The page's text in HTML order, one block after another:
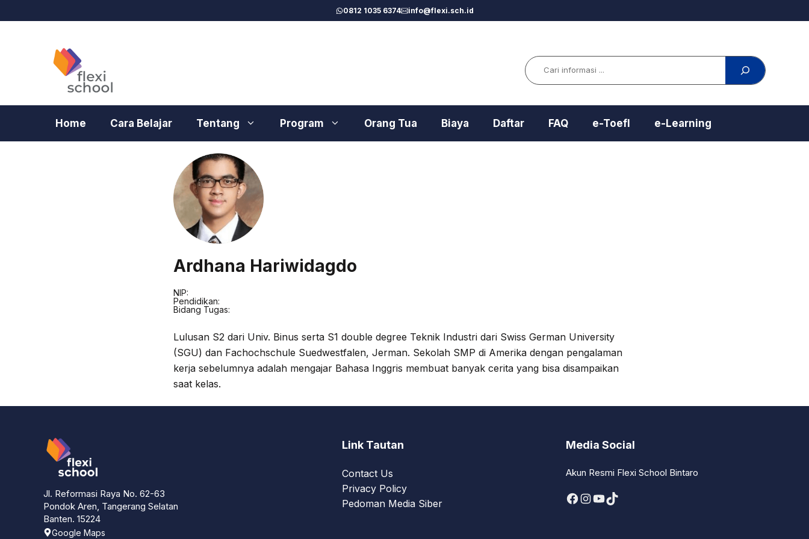
ke
0812 1035 6374 info@flexi.sch.id
Search
Home Cara Belajar Tentang Program Orang Tua Biaya Daftar FAQ e-Toefl e-Learning
Ardhana Hariwidagdo
NIP:
Pendidikan:
Bidang Tugas:
Lulusan S2 dari Univ. Binus serta S1 double degree Teknik Industri dari Swiss German University
(SGU) dan Fachochschule Suedwestfalen, Jerman. Sekolah SMP di Amerika dengan pengalaman
kerja sebelumnya adalah mengajar Bahasa Inggris membuat banyak cerita yang bisa disampaikan
saat kelas.
Jl. Reformasi Raya No. 62-63
Pondok Aren, Tangerang Selatan
Banten. 15224
Google Maps
Link Tautan
Contact Us
Privacy Policy
Pedoman Media Siber
Media Social
Akun Resmi Flexi School Bintaro
Facebook
Instagram
YouTube
TikTok